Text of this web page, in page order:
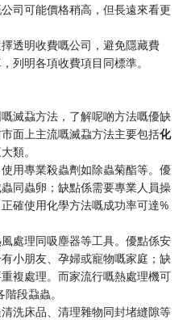
司可能價格稍高，但長遠來看更
透明收費嘅公司，避免隱藏費
列明各項收費項目同標準。
滅蝨方法，了解呢啲方法嘅優缺
面上主流嘅滅蝨方法主要包括​​化
類。
用專業殺蟲劑如除蟲菊酯等。優
同蟲卵；缺點係需要專業人員操
確使用化學方法嘅成功率可達%
處理同吸塵器等工具。優點係安
小朋友、孕婦或寵物嘅家庭；缺
複處理。而家流行嘅熱處理機可
段蝨蟲。
洗床品、清理雜物同封堵縫隙等